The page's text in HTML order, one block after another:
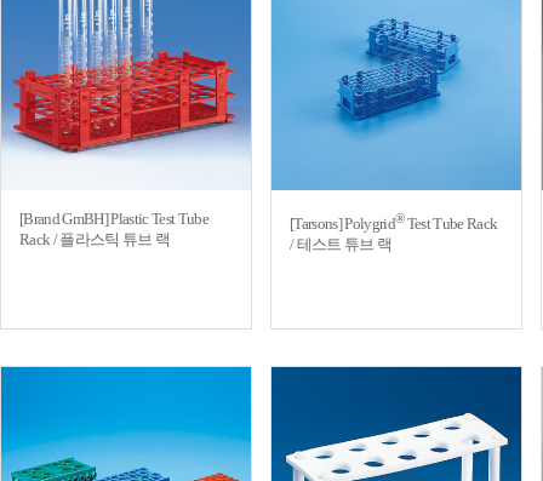
[Brand GmBH] Plastic Test Tube
Rack / 플라스틱 튜브 랙
[Tarsons] Polygrid®Test Tube Rack
/ 테스트 튜브 랙